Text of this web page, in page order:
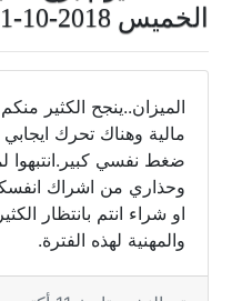
الخميس 2018-10-11
الميزان..ينجح الكثير
مالية وهناك تحرك
ضغط نفسي كبير.انتبهوا
وحذاري من اشراك
او شراء انتم بانتظار
والمهنية لهذه الفترة.